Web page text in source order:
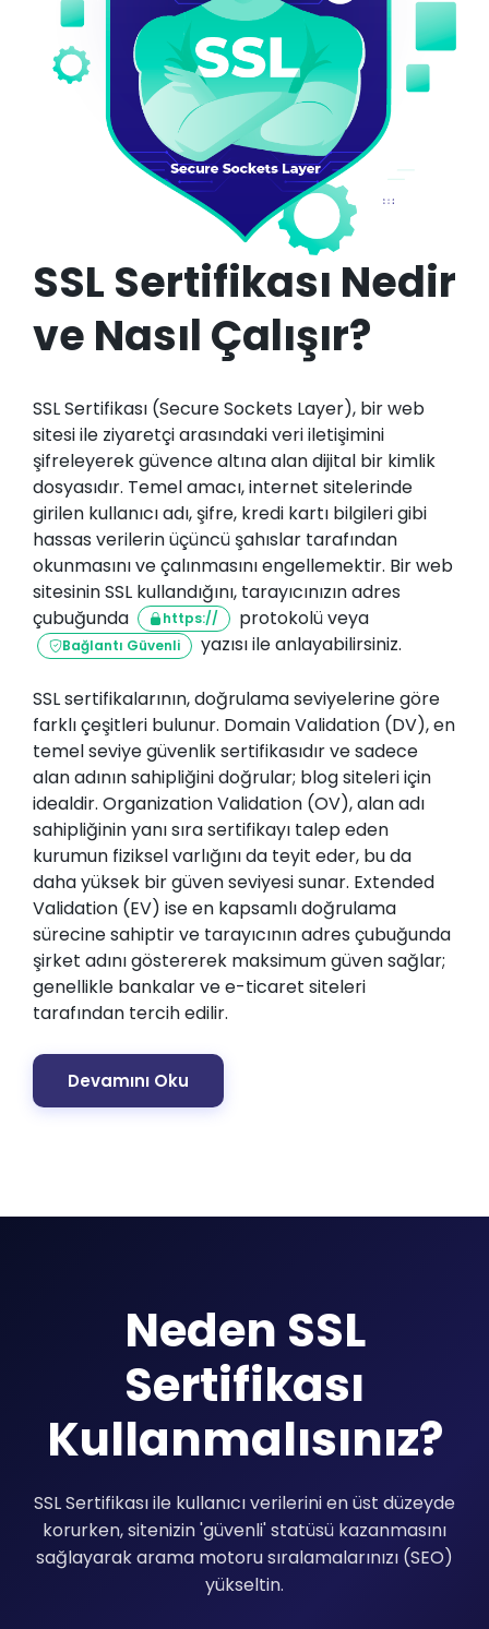
SSL Sertifikası Nedir
ve Nasıl Çalışır?
SSL Sertifikası (Secure Sockets Layer), bir web
sitesi ile ziyaretçi arasındaki veri iletişimini
şifreleyerek güvence altına alan dijital bir kimlik
dosyasıdır. Temel amacı, internet sitelerinde
girilen kullanıcı adı, şifre, kredi kartı bilgileri gibi
hassas verilerin üçüncü şahıslar tarafından
okunmasını ve çalınmasını engellemektir. Bir web
sitesinin SSL kullandığını, tarayıcınızın adres
çubuğunda
https:// protokolü veya
Bağlantı Güvenli yazısı ile anlayabilirsiniz.
SSL sertifikalarının, doğrulama seviyelerine göre
farklı çeşitleri bulunur. Domain Validation (DV), en
temel seviye güvenlik sertifikasıdır ve sadece
alan adının sahipliğini doğrular; blog siteleri için
idealdir. Organization Validation (OV), alan adı
sahipliğinin yanı sıra sertifikayı talep eden
kurumun fiziksel varlığını da teyit eder, bu da
daha yüksek bir güven seviyesi sunar. Extended
Validation (EV) ise en kapsamlı doğrulama
sürecine sahiptir ve tarayıcının adres çubuğunda
şirket adını göstererek maksimum güven sağlar;
genellikle bankalar ve e-ticaret siteleri
tarafından tercih edilir.
Devamını Oku
Neden SSL
Sertifikası
Kullanmalısınız?
SSL Sertifikası ile kullanıcı verilerini en üst düzeyde
korurken, sitenizin 'güvenli' statüsü kazanmasını
sağlayarak arama motoru sıralamalarınızı (SEO)
yükseltin.